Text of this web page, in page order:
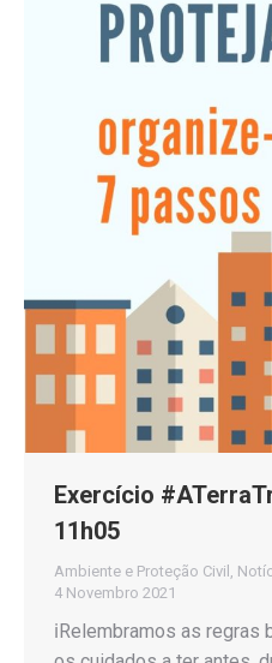
Exercício
11h05
Ambiente e Proteção Civil ,
4 Novembro 2021
ℹRelembramos as regras